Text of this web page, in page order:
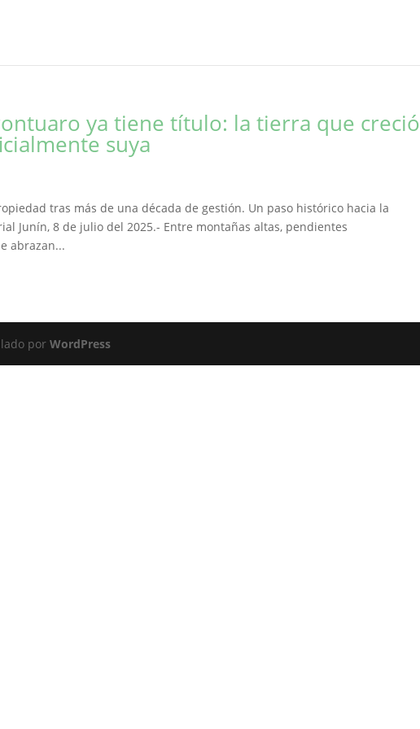
ya tiene título: la tierra que creció
suya
tras más de una década de gestión. Un paso histórico hacia la
Junín, 8 de julio del 2025.- Entre montañas altas, pendientes
abrazan...
porWordPress